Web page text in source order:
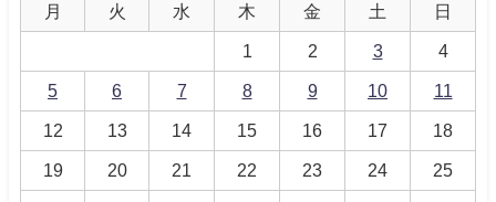
月 火 水 木 金 土 日
1 2 3 4
5 6 7 8 9 10 11
12 13 14 15 16 17 18
19 20 21 22 23 24 25